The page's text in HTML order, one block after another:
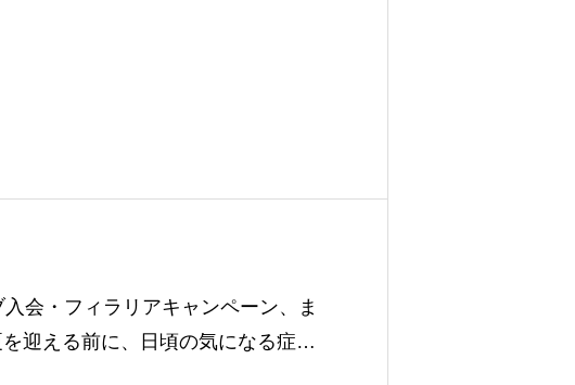
入会・フィラリアキャンペーン、ま
迎える前に、日頃の気になる症状